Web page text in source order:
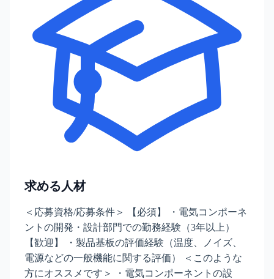
求める人材
＜応募資格/応募条件＞ 【必須】 ・電気コンポーネ
ントの開発・設計部門での勤務経験（3年以上）
【歓迎】 ・製品基板の評価経験（温度、ノイズ、
電源などの一般機能に関する評価） ＜このような
方にオススメです＞ ・電気コンポーネントの設